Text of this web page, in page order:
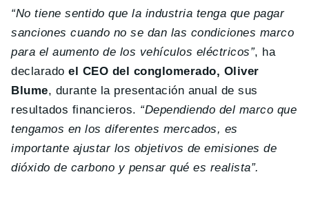
“No tiene sentido que la industria tenga que pagar
sanciones cuando no se dan las condiciones marco
para el aumento de los vehículos eléctricos”, ha
declarado el CEO del conglomerado, Oliver
Blume, durante la presentación anual de sus
resultados financieros. “Dependiendo del marco que
tengamos en los diferentes mercados, es
importante ajustar los objetivos de emisiones de
dióxido de carbono y pensar qué es realista”.